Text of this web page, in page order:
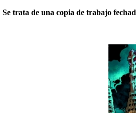
Se trata de una copia de trabajo